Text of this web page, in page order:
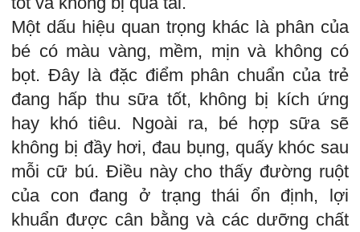
Một dấu hiệu quan trọng khác là phân của
bé có màu vàng, mềm, mịn và không có
bọt. Đây là đặc điểm phân chuẩn của trẻ
đang hấp thu sữa tốt, không bị kích ứng
hay khó tiêu. Ngoài ra, bé hợp sữa sẽ
không bị đầy hơi, đau bụng, quấy khóc sau
mỗi cữ bú. Điều này cho thấy đường ruột
của con đang ở trạng thái ổn định, lợi
khuẩn được cân bằng và các dưỡng chất